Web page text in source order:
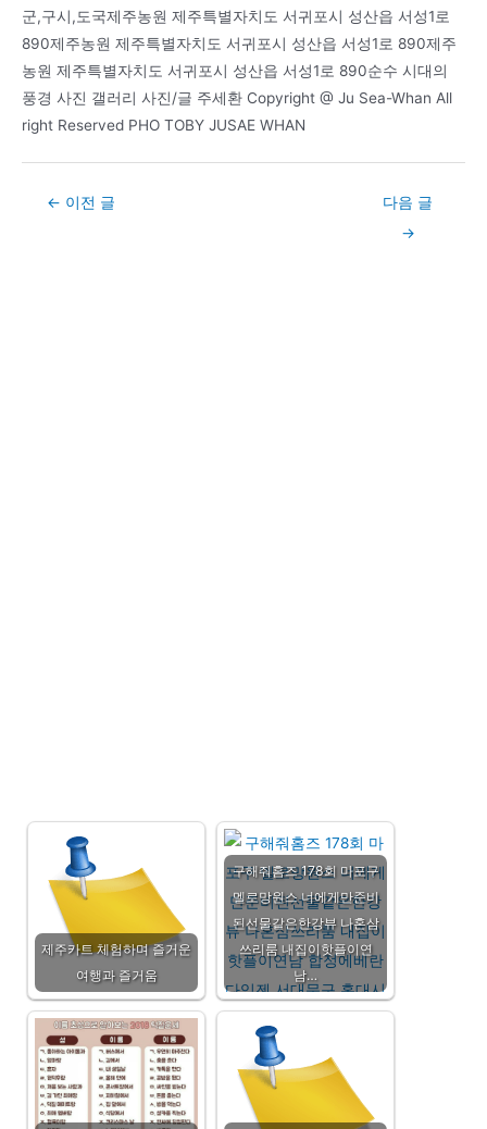
군,구시,도국제주농원 제주특별자치도 서귀포시 성산읍 서성1로
890제주농원 제주특별자치도 서귀포시 성산읍 서성1로 890제주
농원 제주특별자치도 서귀포시 성산읍 서성1로 890순수 시대의
풍경 사진 갤러리 사진/글 주세환 Copyright @ Ju Sea-Whan All
right Reserved PHO TOBY JUSAE WHAN
Post← 이전 글
다음 글
→
제주카트 체험하며 즐거운
여행과 즐거움
구해줘홈즈 178회 마포구
멜로망원스 너에게만준비
된선물같은한강뷰 나혼삼
쓰리룸 내집이핫플이연
남…